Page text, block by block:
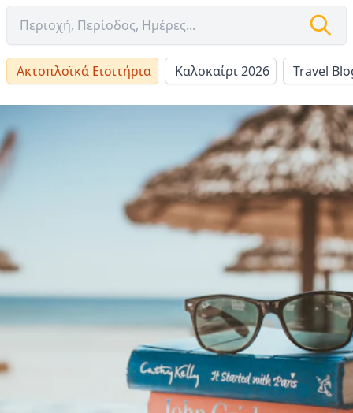
Ακτοπλοϊκά Εισιτήρια Καλοκαίρι 2026 Travel